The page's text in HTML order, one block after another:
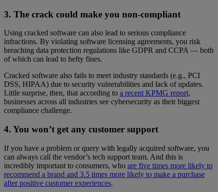
3. The crack could make you non-compliant
Using cracked software can also lead to serious compliance
infractions. By violating software licensing agreements, you risk
breaching data protection regulations like GDPR and CCPA — both
of which can lead to hefty fines.
Cracked software also fails to meet industry standards (e.g., PCI
DSS, HIPAA) due to security vulnerabilities and lack of updates.
Little surprise, then, that according to a recent KPMG report,
businesses across all industries see cybersecurity as their biggest
compliance challenge.
4. You won’t get any customer support
If you have a problem or query with legally acquired software, you
can always call the vendor’s tech support team. And this is
incredibly important to consumers, who are five times more likely to
recommend a brand and 3.5 times more likely to make a purchase
after positive customer experiences.